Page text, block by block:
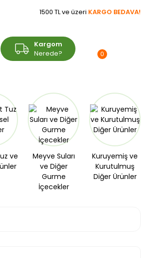
1500 TL ve üzeri KARGO BEDAVA!
Kargom
Nerede?
0
ve
Meyve Suları
ve Diğer
Gurme
İçecekler
Kuruyemiş ve
Kurutulmuş
Diğer Ürünler